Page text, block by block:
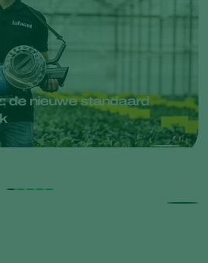
de nieuwe standaard